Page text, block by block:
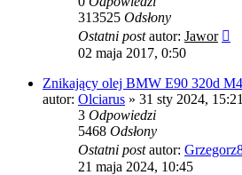
313525 Odsłony
Ostatni postautor: Jawor
02 maja 2017, 0:50
Znikający olej BMW E90 320d
autor: Olciarus » 31 sty 2024, 15:21
3 Odpowiedzi
5468 Odsłony
Ostatni postautor:
21 maja 2024, 10:45